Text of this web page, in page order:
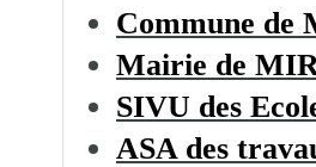
Commune de
Mairie de
SIVU des
ASA des